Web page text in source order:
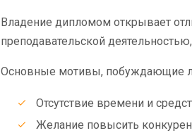
Владение дипломом открывает
преподавательской
Основные мотивы, побуждающие
Отсутствие времени и
Желание повысить